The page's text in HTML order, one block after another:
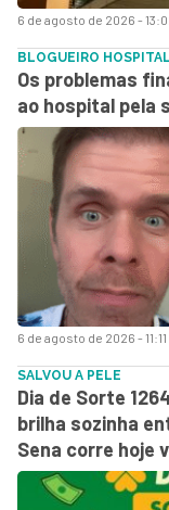
6 de agosto de 2026 -
6 de agosto de 2026 - 11:11
BLOGUEIRO
Os problemas
ao hospital pela
SALVOU A PELE
Dia de Sorte
brilha sozinha
Sena corre hoje